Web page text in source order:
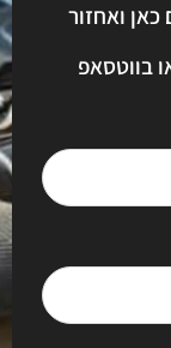
ואחזור
בווטסאפ